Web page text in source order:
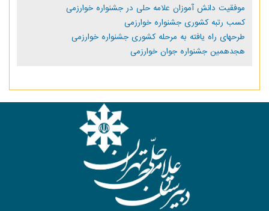
موفقیت دانش آموزان علامه حلی در جشنواره خوارزمی
کسب رتبه کشوری جشنواره خوارزمی
طرحهای راه یافته به مرحله کشوری جشنواره خوارزمی
هجدهمین جشنواره جوان خوارزمی